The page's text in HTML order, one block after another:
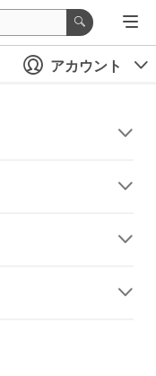
アカウント